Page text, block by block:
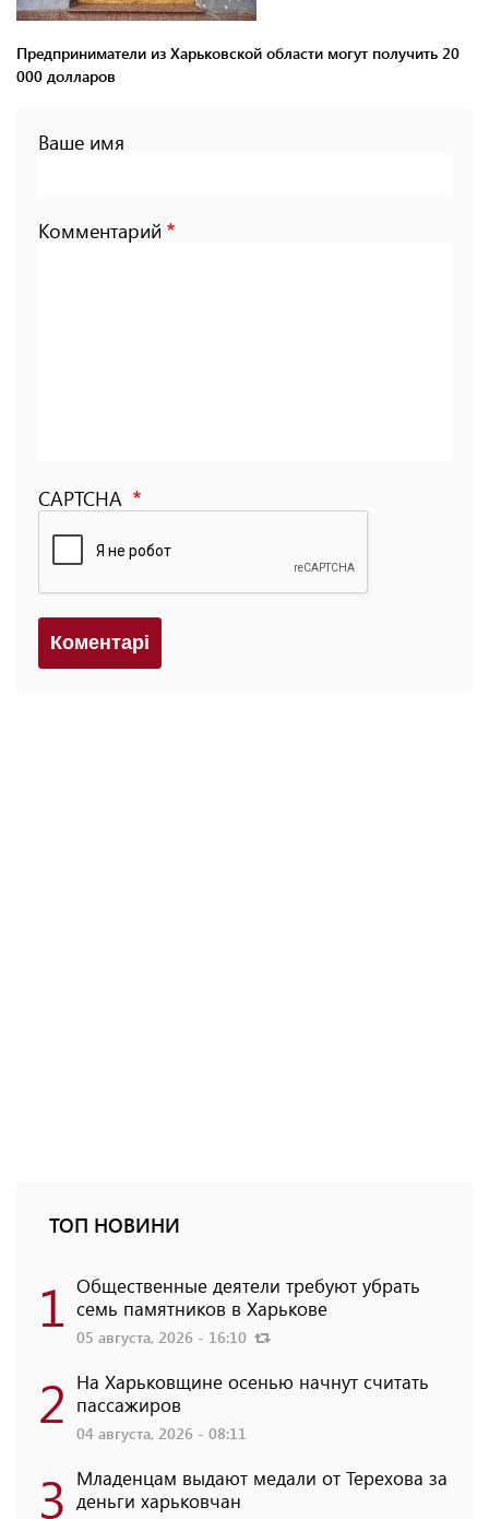
Предприниматели из Харьковской области могут получить 20
000 долларов
Ваше имя
Комментарий
CAPTCHA
Коментарi
ТОП НОВИНИ
1 Общественные деятели требуют убрать
семь памятников в Харькове
05 августа, 2026 - 16:10
2 На Харьковщине осенью начнут считать
пассажиров
04 августа, 2026 - 08:11
3 Младенцам выдают медали от Терехова за
деньги харьковчан